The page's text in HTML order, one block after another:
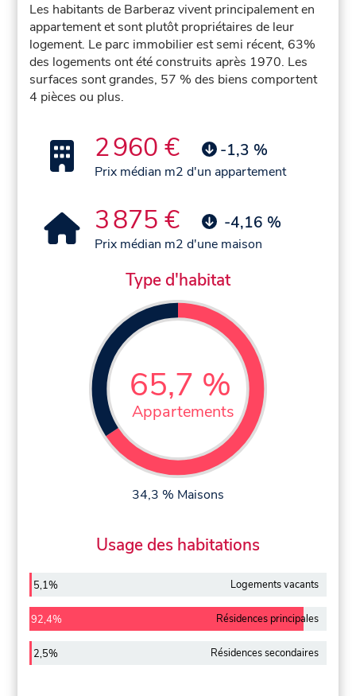
Les habitants de Barberaz vivent principalement en
appartement et sont plutôt propriétaires de leur
logement. Le parc immobilier est semi récent, 63%
des logements ont été construits après 1970. Les
surfaces sont grandes, 57 % des biens comportent
4 pièces ou plus.
2 960 € -1,3 %
Prix médian m2 d'un appartement
3 875 € -4,16 %
Prix médian m2 d'une maison
Type d'habitat
65,7 %
Appartements
34,3 % Maisons
Usage des habitations
5,1% Logements vacants
92,4% Résidences principales
2,5% Résidences secondaires